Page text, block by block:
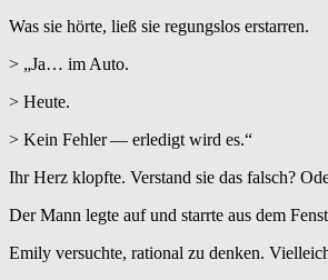
Was sie hörte, ließ sie regungslos erstarren.
> „Ja… im Auto.
> Heute.
> Kein Fehler — erledigt wird es.“
Ihr Herz klopfte. Verstand sie das falsch?
Der Mann legte auf und starrte aus dem
Emily versuchte, rational zu denken.